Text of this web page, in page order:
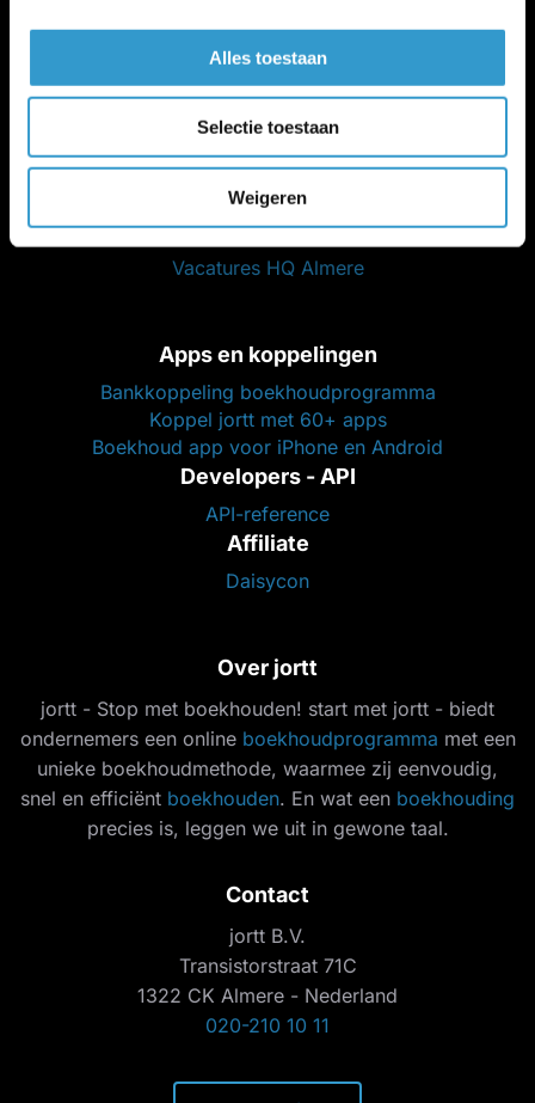
Alles toestaan
Selectie toestaan
Weigeren
jortt voor boekhouders
Partners
Ik zoek een administratiekantoor
Partners (loonstrook, legal, btw, etc.)
Werken bij jortt
Vacatures HQ Almere
Apps en koppelingen
Bankkoppeling boekhoudprogramma
Koppel jortt met 60+ apps
Boekhoud app voor iPhone en Android
Developers - API
API-reference
Affiliate
Daisycon
Over jortt
jortt - Stop met boekhouden! start met jortt - biedt
ondernemers een online boekhoudprogramma met een
unieke boekhoudmethode, waarmee zij eenvoudig,
snel en efficiënt boekhouden. En wat een boekhouding
precies is, leggen we uit in gewone taal.
Contact
jortt B.V.
Transistorstraat 71C
1322 CK Almere - Nederland
020-210 10 11